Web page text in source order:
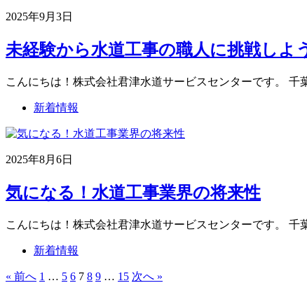
2025年9月3日
未経験から水道工事の職人に挑戦しよ
こんにちは！株式会社君津水道サービスセンターです。
新着情報
2025年8月6日
気になる！水道工事業界の将来性
こんにちは！株式会社君津水道サービスセンターです。
新着情報
« 前へ 1 … 5 6 7 8 9 … 15 次へ »